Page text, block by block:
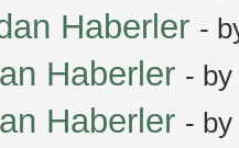
Haberler -
Haberler - by
Haberler - by